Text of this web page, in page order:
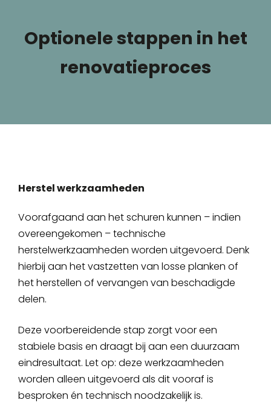
Optionele stappen in het
renovatieproces
Herstel werkzaamheden
Voorafgaand aan het schuren kunnen – indien
overeengekomen – technische
herstelwerkzaamheden worden uitgevoerd. Denk
hierbij aan het vastzetten van losse planken of
het herstellen of vervangen van beschadigde
delen.
Deze voorbereidende stap zorgt voor een
stabiele basis en draagt bij aan een duurzaam
eindresultaat. Let op: deze werkzaamheden
worden alleen uitgevoerd als dit vooraf is
besproken én technisch noodzakelijk is.